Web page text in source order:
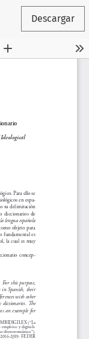
Descargar